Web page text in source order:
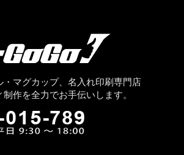
・マグカップ、名入れ印刷専門店
作を全力でお手伝いします。